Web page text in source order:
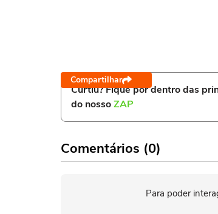
Compartilhar
Curtiu? Fique por dentro das
do nossoZAP
Comentários (0)
Para poder